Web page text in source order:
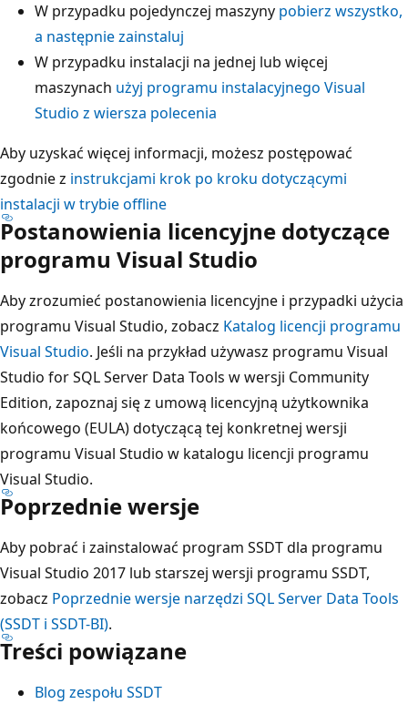
W przypadku pojedynczej maszyny pobierz wszystko,
a następnie zainstaluj
W przypadku instalacji na jednej lub więcej
maszynach użyj programu instalacyjnego Visual
Studio z wiersza polecenia
Aby uzyskać więcej informacji, możesz postępować
zgodnie z instrukcjami krok po kroku dotyczącymi
instalacji w trybie offline
Postanowienia licencyjne dotyczące
programu Visual Studio
Aby zrozumieć postanowienia licencyjne i przypadki użycia
programu Visual Studio, zobacz Katalog licencji programu
Visual Studio. Jeśli na przykład używasz programu Visual
Studio for SQL Server Data Tools w wersji Community
Edition, zapoznaj się z umową licencyjną użytkownika
końcowego (EULA) dotyczącą tej konkretnej wersji
programu Visual Studio w katalogu licencji programu
Visual Studio.
Poprzednie wersje
Aby pobrać i zainstalować program SSDT dla programu
Visual Studio 2017 lub starszej wersji programu SSDT,
zobacz Poprzednie wersje narzędzi SQL Server Data Tools
(SSDT i SSDT-BI).
Treści powiązane
Blog zespołu SSDT